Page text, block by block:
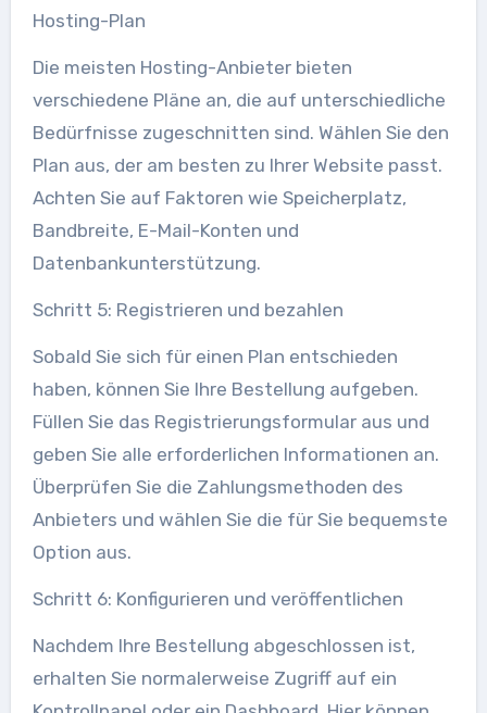
Hosting-Plan
Die meisten Hosting-Anbieter bieten
verschiedene Pläne an, die auf unterschiedliche
Bedürfnisse zugeschnitten sind. Wählen Sie den
Plan aus, der am besten zu Ihrer Website passt.
Achten Sie auf Faktoren wie Speicherplatz,
Bandbreite, E-Mail-Konten und
Datenbankunterstützung.
Schritt 5: Registrieren und bezahlen
Sobald Sie sich für einen Plan entschieden
haben, können Sie Ihre Bestellung aufgeben.
Füllen Sie das Registrierungsformular aus und
geben Sie alle erforderlichen Informationen an.
Überprüfen Sie die Zahlungsmethoden des
Anbieters und wählen Sie die für Sie bequemste
Option aus.
Schritt 6: Konfigurieren und veröffentlichen
Nachdem Ihre Bestellung abgeschlossen ist,
erhalten Sie normalerweise Zugriff auf ein